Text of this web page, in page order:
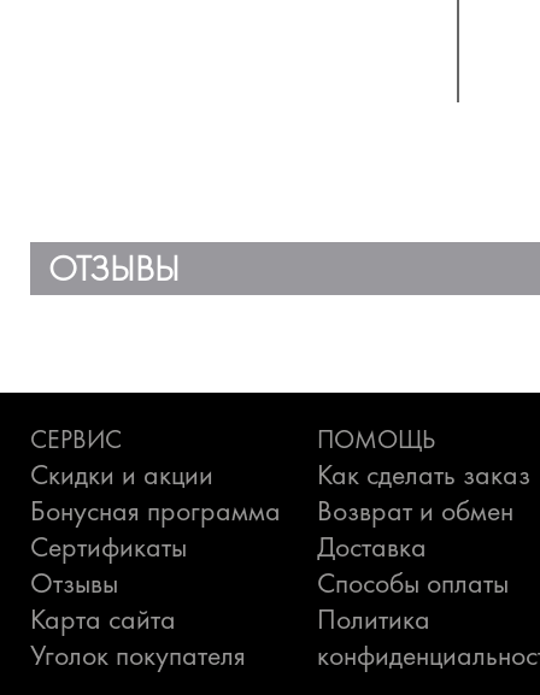
ОТЗЫВЫ
СЕРВИС
Скидки и акции
Бонусная программа
Сертификаты
Отзывы
Карта сайта
Уголок покупателя
ПОМОЩЬ
Как сделать заказ
Возврат и обмен
Доставка
Способы оплаты
Политика